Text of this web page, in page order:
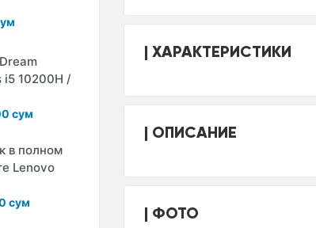
ХАРАКТЕРИСТИКИ
ОПИСАНИЕ
ФОТО
i5 10200H /
сум
в полном
Lenovo
сум